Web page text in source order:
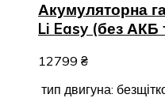
Акумуляторна
Li Easy (без АКБ
12799 ₴
тип двигуна: